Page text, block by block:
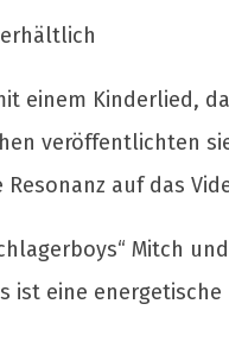
erhältlich
einem Kinderlied,
veröffentlichten
auf das
Mitch
ist eine